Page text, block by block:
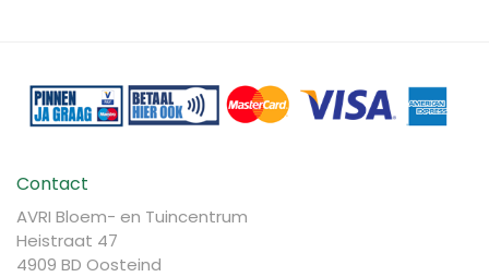
Contact
AVRI Bloem- en Tuincentrum
Heistraat 47
4909 BD Oosteind